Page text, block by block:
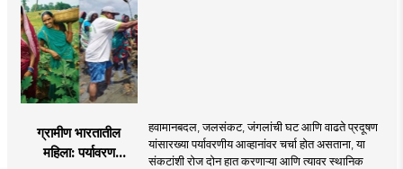
ग्रामीण भारतातील
महिला: पर्यावरण
हवामानबदल, जलसंकट, जंगलांची घट आणि वाढते प्रदूषण
यांसारख्या पर्यावरणीय आव्हानांवर चर्चा होत असताना, या
संकटांशी रोज दोन हात करणाऱ्या आणि त्यावर स्थानिक